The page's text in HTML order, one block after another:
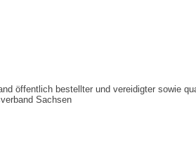
öffentlich bestellter und vereidigter sowie
Sachsen